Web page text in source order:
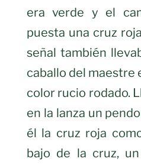
era verde y el
puesta una cruz
señal también
caballo del maestre
color rucio rodado.
en la lanza un
él la cruz roja
bajo de la cruz,